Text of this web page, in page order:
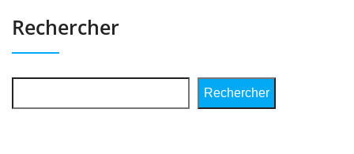
Rechercher
Rechercher